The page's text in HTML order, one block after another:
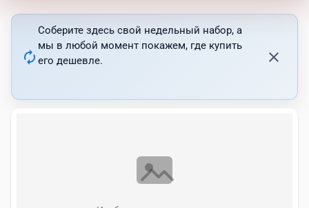
autorenew
Соберите здесь свой недельный набор, а
мы в любой момент покажем, где купить
его дешевле.
close